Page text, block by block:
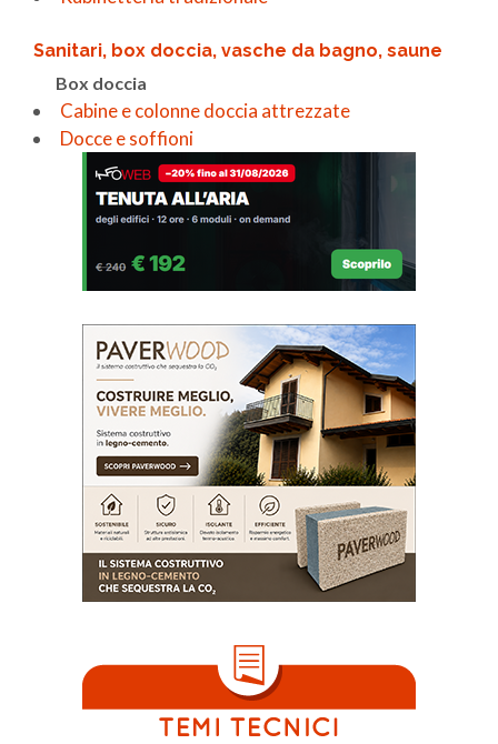
Sanitari, box doccia, vasche da bagno, saune
Box doccia
Cabine e colonne doccia attrezzate
Docce e soffioni